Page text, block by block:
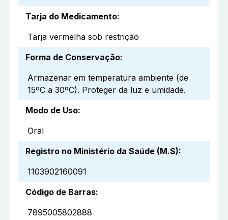
Tarja do Medicamento:
Tarja vermelha sob restrição
Forma de Conservação:
Armazenar em temperatura ambiente (de
15ºC a 30ºC). Proteger da luz e umidade.
Modo de Uso:
Oral
Registro no Ministério da Saúde (M.S):
1103902160091
Código de Barras:
7895005802888